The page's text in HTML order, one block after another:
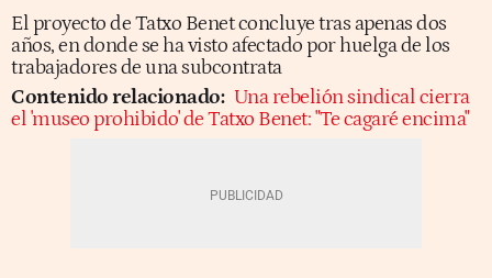
El proyecto de Tatxo Benet concluye tras apenas dos
años, en donde se ha visto afectado por huelga de los
trabajadores de una subcontrata
Contenido relacionado: Una rebelión sindical cierra
el 'museo prohibido' de Tatxo Benet: "Te cagaré encima"